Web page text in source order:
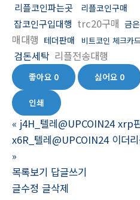
리플코인파는곳 리플코인구매
잡코인구입대행 trc20구매 금
매대행 테더판매 비트코인 체크카드
검돈세탁 리플전송대행
좋아요 0 싫어요 0
인쇄
« j4H_텔레@UPCOIN24 xrp
x6R_텔레@UPCOIN24 이더
»
목록보기 답글쓰기
글수정 글삭제